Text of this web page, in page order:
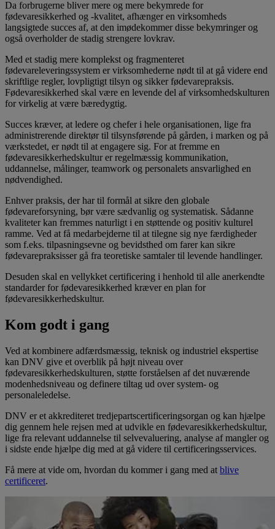
Da forbrugerne bliver mere og mere bekymrede for
fødevaresikkerhed og -kvalitet, afhænger en virksomheds
langsigtede succes af, at den imødekommer disse bekymringer og
også overholder de stadig strengere lovkrav.
Med et stadig mere komplekst og fragmenteret
fødevareleveringssystem er virksomhederne nødt til at gå videre end
skriftlige regler, lovpligtigt tilsyn og sikker fødevarepraksis.
Fødevaresikkerhed skal være en levende del af virksomhedskulturen
for virkelig at være bæredygtig.
Succes kræver, at ledere og chefer i hele organisationen, lige fra
administrerende direktør til tilsynsførende på gården, i marken og på
værkstedet, er nødt til at engagere sig. For at fremme en
fødevaresikkerhedskultur er regelmæssig kommunikation,
uddannelse, målinger, teamwork og personalets ansvarlighed en
nødvendighed.
Enhver praksis, der har til formål at sikre den globale
fødevareforsyning, bør være sædvanlig og systematisk. Sådanne
kvaliteter kan fremmes naturligt i en støttende og positiv kulturel
ramme. Ved at få medarbejderne til at tilegne sig nye færdigheder
som f.eks. tilpasningsevne og bevidsthed om farer kan sikre
fødevarepraksisser gå fra teoretiske samtaler til levende handlinger.
Desuden skal en vellykket certificering i henhold til alle anerkendte
standarder for fødevaresikkerhed kræver en plan for
fødevaresikkerhedskultur.
Kom godt i gang
Ved at kombinere adfærdsmæssig, teknisk og industriel ekspertise
kan DNV give et overblik på højt niveau over
fødevaresikkerhedskulturen, støtte forståelsen af det nuværende
modenhedsniveau og definere tiltag ud over system- og
personaleledelse.
DNV er et akkrediteret tredjepartscertificeringsorgan og kan hjælpe
dig gennem hele rejsen med at udvikle en fødevaresikkerhedskultur,
lige fra relevant uddannelse til selvevaluering, analyse af mangler og
i sidste ende hjælpe dig med at gå videre til certificeringsservices.
Få mere at vide om, hvordan du kommer i gang med at blive
certificeret.